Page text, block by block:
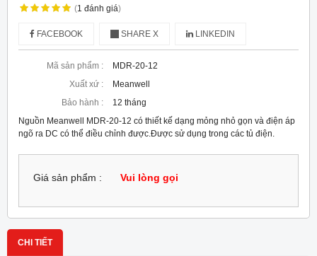
(1 đánh giá)
FACEBOOK SHARE X LINKEDIN
Mã sản phẩm :
MDR-20-12
Xuất xứ :
Meanwell
Bảo hành :
12 tháng
Nguồn Meanwell MDR-20-12 có thiết kế dạng mỏng nhỏ gọn và điện áp
ngõ ra DC có thể điều chỉnh được.Được sử dụng trong các tủ điện.
Giá sản phẩm : Vui lòng gọi
CHI TIẾT